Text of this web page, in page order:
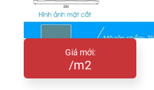
Giá mới:
/m2